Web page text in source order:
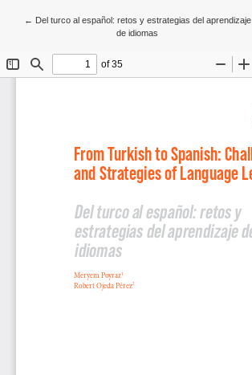
← Volver a los detalles del artículo
Del turco al español: retos y estrategias del aprendizaje
de idiomas